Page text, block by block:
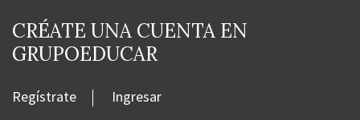
CRÉATE UNA CUENTA EN
GRUPOEDUCAR
Regístrate Ingresar